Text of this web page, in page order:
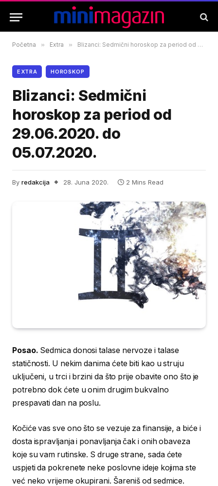
Početna » Extra » Blizanci: Sedmični horoskop za period od 29.06.2020. do 05.07.2020.
EXTRA HOROSKOP
Blizanci: Sedmični
horoskop za period od
29.06.2020. do
05.07.2020.
By redakcija 28. Juna 2020. 2 Mins Read
Posao. Sedmica donosi talase nervoze i talase
statičnosti. U nekim danima ćete biti kao u struju
uključeni, u trci i brzini da što prije obavite ono što je
potrebno dok ćete u onim drugim bukvalno
prespavati dan na poslu.
Kočiće vas sve ono što se vezuje za finansije, a biće i
dosta ispravljanja i ponavljanja čak i onih obaveza
koje su vam rutinske. S druge strane, sada ćete
uspjeti da pokrenete neke poslovne ideje kojima ste
već neko vrijeme okupirani. Šareniš od sedmice.